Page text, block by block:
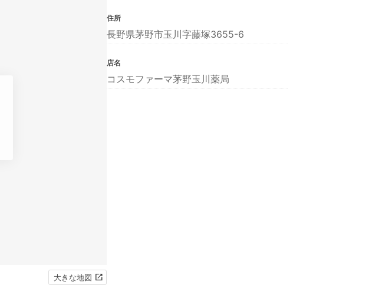
大きな地図
住所
長野県茅野市玉川字藤塚3655-6
店名
コスモファーマ茅野玉川薬局